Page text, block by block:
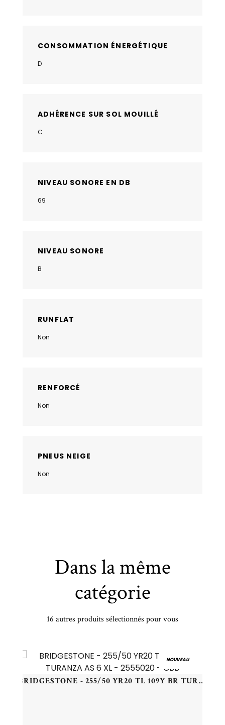
CONSOMMATION ÉNERGÉTIQUE
D
ADHÉRENCE SUR SOL MOUILLÉ
C
NIVEAU SONORE EN DB
69
NIVEAU SONORE
B
RUNFLAT
Non
RENFORCÉ
Non
PNEUS NEIGE
Non
Dans la même
catégorie
16 autres produits sélectionnés pour vous
NOUVEAU
BRIDGESTONE - 255/50 YR20 TL 109Y BR TURANZA AS 6 XL - 2555020 - CBB